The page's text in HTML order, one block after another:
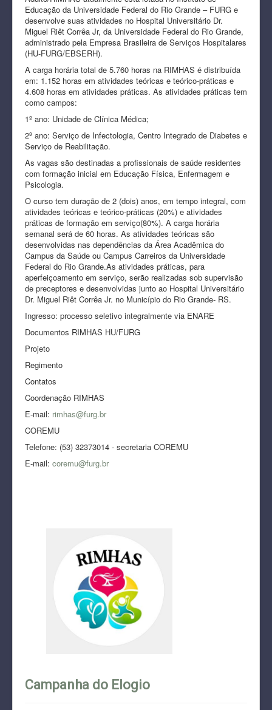
Educação da Universidade Federal do Rio Grande – FURG e
desenvolve suas atividades no Hospital Universitário Dr.
Miguel Riêt Corrêa Jr, da Universidade Federal do Rio Grande,
administrado pela Empresa Brasileira de Serviços Hospitalares
(HU-FURG/EBSERH).
A carga horária total de 5.760 horas na RIMHAS é distribuída
em: 1.152 horas em atividades teóricas e teórico-práticas e
4.608 horas em atividades práticas. As atividades práticas tem
como campos:
1º ano: Unidade de Clínica Médica;
2º ano: Serviço de Infectologia, Centro Integrado de Diabetes e
Serviço de Reabilitação.
As vagas são destinadas a profissionais de saúde residentes
com formação inicial em Educação Física, Enfermagem e
Psicologia.
O curso tem duração de 2 (dois) anos, em tempo integral, com
atividades teóricas e teórico-práticas (20%) e atividades
práticas de formação em serviço(80%). A carga horária
semanal será de 60 horas. As atividades teóricas são
desenvolvidas nas dependências da Área Acadêmica do
Campus da Saúde ou Campus Carreiros da Universidade
Federal do Rio Grande.As atividades práticas, para
aperfeiçoamento em serviço, serão realizadas sob supervisão
de preceptores e desenvolvidas junto ao Hospital Universitário
Dr. Miguel Riêt Corrêa Jr. no Município do Rio Grande- RS.
Ingresso: processo seletivo integralmente via ENARE
Documentos RIMHAS HU/FURG
Projeto
Regimento
Contatos
Coordenação RIMHAS
E-mail: rimhas@furg.br
COREMU
Telefone: (53) 32373014 - secretaria COREMU
E-mail: coremu@furg.br
Campanha do Elogio